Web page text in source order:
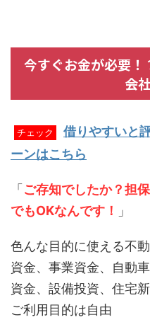
今すぐお金が必要
会
チェック
借りやすいと
ーンはこちら
「 ご存知でしたか？担
でもOKなんです！
」
色んな目的に使える不
資金、事業資金、自動
資金、設備投資、住宅
ご利用目的は自由